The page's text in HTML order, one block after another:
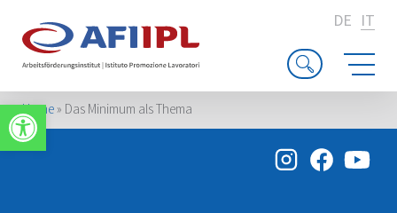
Apri la barra degli strumenti
DE IT
Home» Das Minimum als Thema